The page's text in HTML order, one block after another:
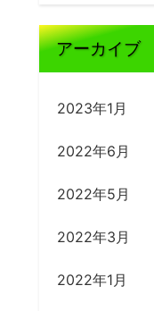
アーカイブ
2023年1月
2022年6月
2022年5月
2022年3月
2022年1月